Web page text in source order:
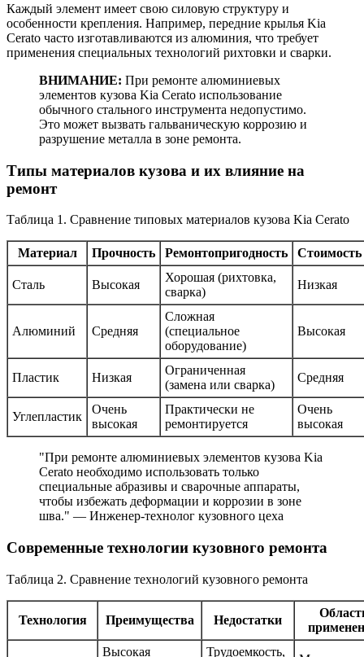
Каждый элемент имеет свою силовую структуру и
особенности крепления. Например, передние крылья Kia
Cerato часто изготавливаются из алюминия, что требует
применения специальных технологий рихтовки и сварки.
ВНИМАНИЕ: При ремонте алюминиевых
элементов кузова Kia Cerato использование
обычного стального инструмента недопустимо.
Это может вызвать гальваническую коррозию и
разрушение металла в зоне ремонта.
Типы материалов кузова и их влияние на
ремонт
Таблица 1. Сравнение типовых материалов кузова Kia Cerato
Материал Прочность Ремонтопригодность Стоимость
Сталь Высокая
Хорошая (рихтовка,
сварка)
Низкая
Алюминий Средняя
Сложная
(специальное
оборудование)
Высокая
Пластик Низкая
Ограниченная
(замена или сварка)
Средняя
Углепластик
Очень
высокая
Практически не
ремонтируется
Очень
высокая
"При ремонте алюминиевых элементов кузова Kia
Cerato необходимо использовать только
специальные абразивы и сварочные аппараты,
чтобы избежать деформации и коррозии в зоне
шва." — Инженер-технолог кузовного цеха
Современные технологии кузовного ремонта
Таблица 2. Сравнение технологий кузовного ремонта
Технология Преимущества Недостатки
Высокая
Трудоемкость,